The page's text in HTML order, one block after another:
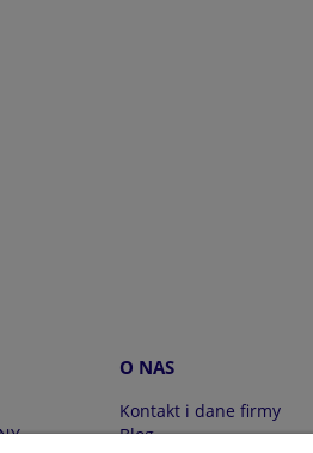
O NAS
Kontakt i dane firmy
Blog